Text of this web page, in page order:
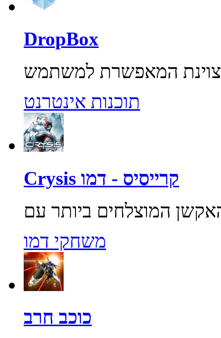
DropBox
תוכנות אינטרנט
Crysis קרייסיס - דמו
משחקי דמו
כוכב חרב